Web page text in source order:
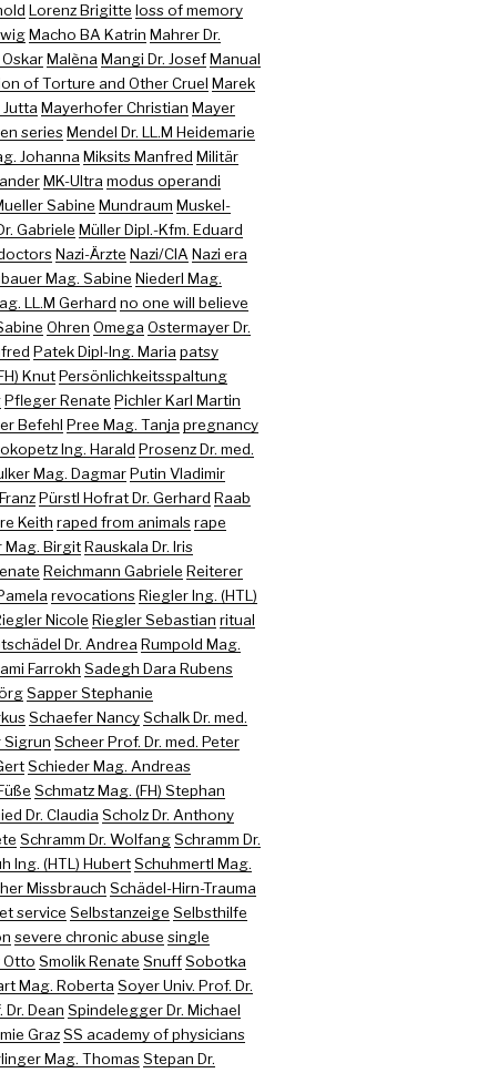
Lorenz Brigitte loss of memory
Macho BA Katrin Mahrer Dr.
Oskar Malèna Mangi Dr. Josef Manual
of Torture and Other Cruel Marek
Jutta Mayerhofer Christian Mayer
series Mendel Dr. LL.M Heidemarie
Johanna Miksits Manfred Militär
MK-Ultra modus operandi
Sabine Mundraum Muskel-
Gabriele Müller Dipl.-Kfm. Eduard
Nazi-Ärzte Nazi/CIA Nazi era
Mag. Sabine Niederl Mag.
LL.M Gerhard no one will believe
Ohren Omega Ostermayer Dr.
Patek Dipl-Ing. Maria patsy
Knut Persönlichkeitsspaltung
Pfleger Renate Pichler Karl Martin
Befehl Pree Mag. Tanja pregnancy
Ing. Harald Prosenz Dr. med.
Mag. Dagmar Putin Vladimir
Pürstl Hofrat Dr. Gerhard Raab
Keith raped from animals rape
Mag. Birgit Rauskala Dr. Iris
Reichmann Gabriele Reiterer
revocations Riegler Ing. (HTL)
Nicole Riegler Sebastian ritual
Dr. Andrea Rumpold Mag.
Farrokh Sadegh Dara Rubens
Sapper Stephanie
Schaefer Nancy Schalk Dr. med.
Sigrun Scheer Prof. Dr. med. Peter
Schieder Mag. Andreas
Schmatz Mag. (FH) Stephan
Dr. Claudia Scholz Dr. Anthony
Schramm Dr. Wolfang Schramm Dr.
Ing. (HTL) Hubert Schuhmertl Mag.
Missbrauch Schädel-Hirn-Trauma
service Selbstanzeige Selbsthilfe
severe chronic abuse single
Otto Smolik Renate Snuff Sobotka
Mag. Roberta Soyer Univ. Prof. Dr.
Dean Spindelegger Dr. Michael
Graz SS academy of physicians
Mag. Thomas Stepan Dr.